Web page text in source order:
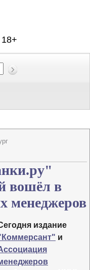
18+
вошёл в
менеджеров
издание
и